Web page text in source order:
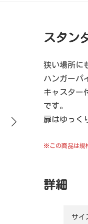
スタン
狭い場所に
ハンガーパ
キャスター
です。
扉はゆっく
※この商品は規
詳細
サイ